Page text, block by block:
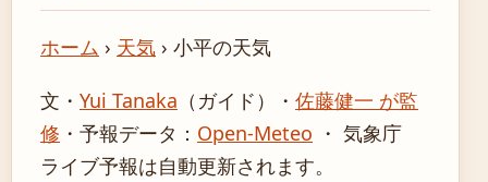
ホーム › 天気 › 小平の天気
文・ Yui Tanaka （ガイド） ・ 佐藤健一 が監
修 ・ 予報データ： Open-Meteo ・ 気象庁
ライブ予報は自動更新されます。